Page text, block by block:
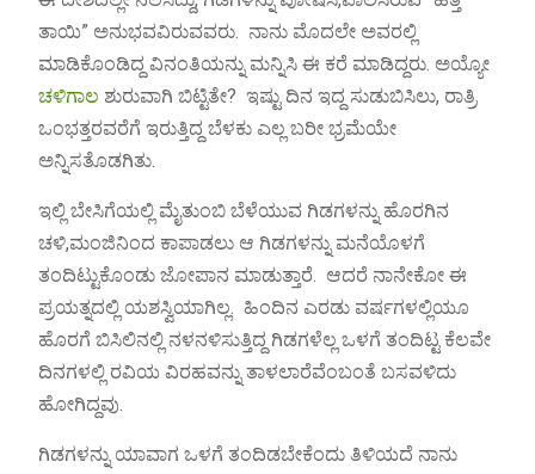
ತಾಯಿ” ಅನುಭವವಿರುವವರು. ನಾನು ಮೊದಲೇ ಅವರಲ್ಲಿ
ಮಾಡಿಕೊಂಡಿದ್ದ ವಿನಂತಿಯನ್ನು ಮನ್ನಿಸಿ ಈ ಕರೆ ಮಾಡಿದ್ದರು. ಅಯ್ಯೋ
ಚಳಿಗಾಲ ಶುರುವಾಗಿ ಬಿಟ್ಟಿತೇ? ಇಷ್ಟು ದಿನ ಇದ್ದ ಸುಡುಬಿಸಿಲು, ರಾತ್ರಿ
ಒಂಭತ್ತರವರೆಗೆ ಇರುತ್ತಿದ್ದ ಬೆಳಕು ಎಲ್ಲ ಬರೀ ಭ್ರಮೆಯೇ
ಅನ್ನಿಸತೊಡಗಿತು.
ಇಲ್ಲಿ ಬೇಸಿಗೆಯಲ್ಲಿ ಮೈತುಂಬಿ ಬೆಳೆಯುವ ಗಿಡಗಳನ್ನು ಹೊರಗಿನ
ಚಳಿ,ಮಂಜಿನಿಂದ ಕಾಪಾಡಲು ಆ ಗಿಡಗಳನ್ನು ಮನೆಯೊಳಗೆ
ತಂದಿಟ್ಟುಕೊಂಡು ಜೋಪಾನ ಮಾಡುತ್ತಾರೆ. ಆದರೆ ನಾನೇಕೋ ಈ
ಪ್ರಯತ್ನದಲ್ಲಿ ಯಶಸ್ವಿಯಾಗಿಲ್ಲ. ಹಿಂದಿನ ಎರಡು ವರ್ಷಗಳಲ್ಲಿಯೂ
ಹೊರಗೆ ಬಿಸಿಲಿನಲ್ಲಿ ನಳನಳಿಸುತ್ತಿದ್ದ ಗಿಡಗಳೆಲ್ಲ ಒಳಗೆ ತಂದಿಟ್ಟ ಕೆಲವೇ
ದಿನಗಳಲ್ಲಿ ರವಿಯ ವಿರಹವನ್ನು ತಾಳಲಾರೆವೆಂಬಂತೆ ಬಸವಳಿದು
ಹೋಗಿದ್ದವು.
ಗಿಡಗಳನ್ನು ಯಾವಾಗ ಒಳಗೆ ತಂದಿಡಬೇಕೆಂದು ತಿಳಿಯದೆ ನಾನು